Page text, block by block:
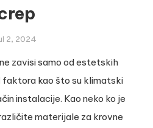
2, 2024
zavisi samo od estetskih
faktora kao što su klimatski
instalacije. Kao neko ko je
materijale za krovne